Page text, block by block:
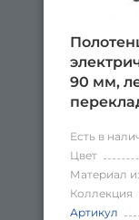
90 мм,
до 24
Есть в
Цвет
Материал
Коллекция
Артикул